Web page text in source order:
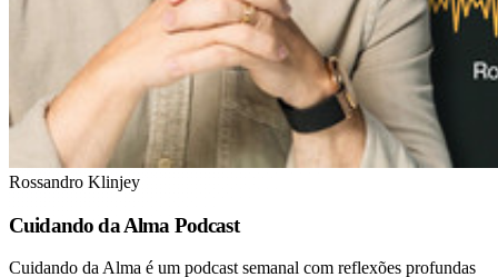
Rossandro Klinjey
Cuidando da Alma Podcast
Cuidando da Alma é um podcast semanal com reflexões profundas